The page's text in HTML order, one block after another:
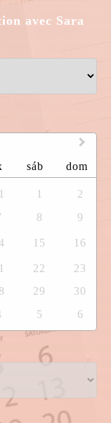
avec Sara
sáb dom
1
2
8 9
15 16
22
23
29
30
5 6